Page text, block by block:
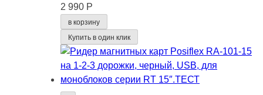
2 990 Р
в корзину
Купить в один клик